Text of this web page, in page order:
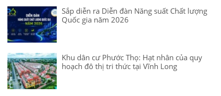
Sắp diễn ra Diễn đàn Năng suất Chất lượng
Quốc gia năm 2026
Khu dân cư Phước Thọ: Hạt nhân của quy
hoạch đô thị tri thức tại Vĩnh Long